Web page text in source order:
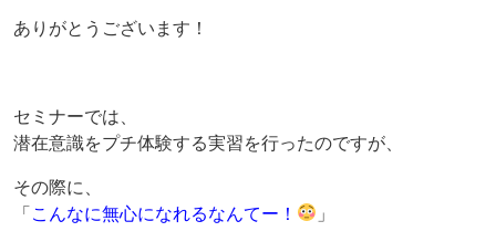
ありがとうございます！
セミナーでは、
潜在意識をプチ体験する実習を行ったのですが、
その際に、
「 こんなに無心になれるなんてー！ 」